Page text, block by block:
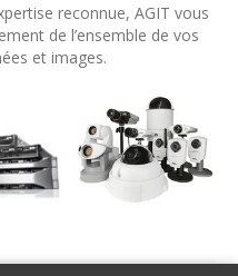
reconnue, AGIT vous
de l’ensemble de vos
et images.